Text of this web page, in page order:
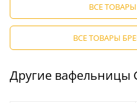
ВСЕ
ВСЕ ТОВАРЫ
Другие вафельницы